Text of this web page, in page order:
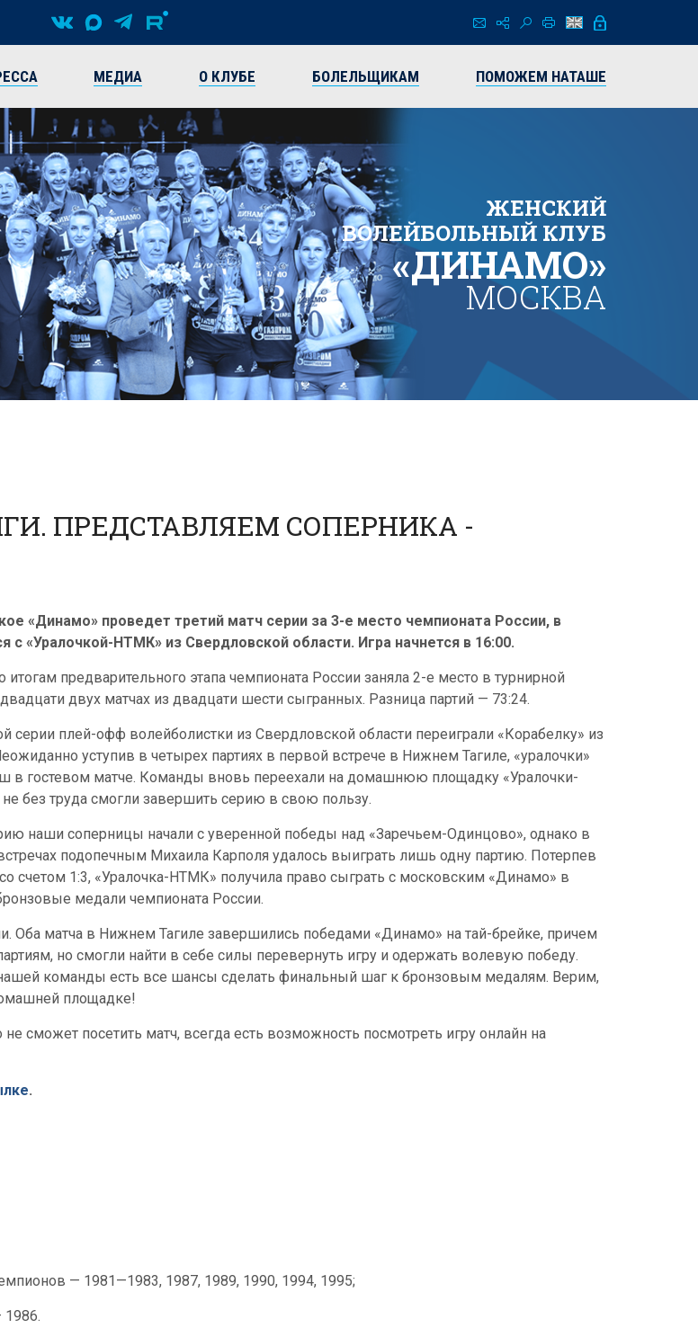
МЕДИА О КЛУБЕ БОЛЕЛЬЩИКАМ ПОМОЖЕМ НАТАШЕ
ЖЕНСКИЙ
ВОЛЕЙБОЛЬНЫЙ КЛУБ
«ДИНАМО»
МОСКВА
ПРЕДСТАВЛЯЕМ СОПЕРНИКА -
«Динамо» проведет третий матч серии за 3-е место чемпионата России, в
с «Уралочкой-НТМК» из Свердловской области. Игра начнется в 16:00.
предварительного этапа чемпионата России заняла 2-е место в турнирной
двух матчах из двадцати шести сыгранных. Разница партий — 73:24.
серии плей-офф волейболистки из Свердловской области переиграли «Корабелку» из
уступив в четырех партиях в первой встрече в Нижнем Тагиле, «уралочки»
в гостевом матче. Команды вновь переехали на домашнюю площадку «Уралочки-
без труда смогли завершить серию в свою пользу.
наши соперницы начали с уверенной победы над «Заречьем-Одинцово», однако в
подопечным Михаила Карполя удалось выиграть лишь одну партию. Потерпев
счетом 1:3, «Уралочка-НТМК» получила право сыграть с московским «Динамо» в
медали чемпионата России.
Оба матча в Нижнем Тагиле завершились победами «Динамо» на тай-брейке, причем
но смогли найти в себе силы перевернуть игру и одержать волевую победу.
команды есть все шансы сделать финальный шаг к бронзовым медалям. Верим,
площадке!
не сможет посетить матч, всегда есть возможность посмотреть игру онлайн на
.
— 1981—1983, 1987, 1989, 1990, 1994, 1995;